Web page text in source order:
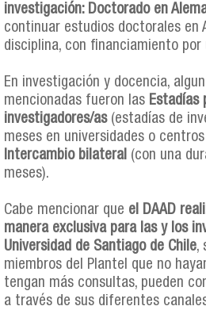
investigación: Doctorado en
continuar estudios doctorales en
disciplina, con financiamiento por
En investigación y docencia,
mencionadas fueron las Estadías
investigadores/as(estadías de
meses en universidades o
Intercambio bilateral (con una
meses).
Cabe mencionar que el DAAD
manera exclusiva para las y los
Universidad de Santiago de Chile,
miembros del Plantel que no
tengan más consultas, pueden
a través de sus diferentes